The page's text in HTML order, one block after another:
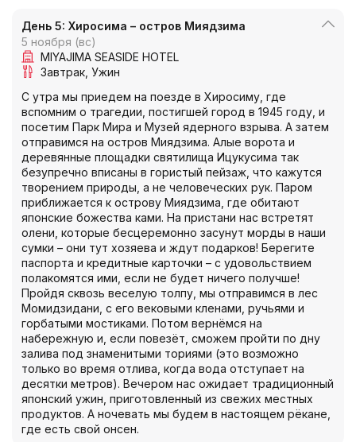
День 5: Хиросима – остров Миядзима
5 ноября (вс)
MIYAJIMA SEASIDE HOTEL
Завтрак Ужин
С утра мы приедем на поезде в Хиросиму, где
вспомним о трагедии, постигшей город в 1945 году, и
посетим Парк Мира и Музей ядерного взрыва. А затем
отправимся на остров Миядзима. Алые ворота и
деревянные площадки святилища Ицукусима так
безупречно вписаны в гористый пейзаж, что кажутся
творением природы, а не человеческих рук. Паром
приближается к острову Миядзима, где обитают
японские божества ками. На пристани нас встретят
олени, которые бесцеремонно засунут морды в наши
сумки – они тут хозяева и ждут подарков! Берегите
паспорта и кредитные карточки – с удовольствием
полакомятся ими, если не будет ничего получше!
Пройдя сквозь веселую толпу, мы отправимся в лес
Момидзидани, с его вековыми кленами, ручьями и
горбатыми мостиками. Потом вернёмся на
набережную и, если повезёт, сможем пройти по дну
залива под знаменитыми ториями (это возможно
только во время отлива, когда вода отступает на
десятки метров). Вечером нас ожидает традиционный
японский ужин, приготовленный из свежих местных
продуктов. А ночевать мы будем в настоящем рёкане,
где есть свой онсен.